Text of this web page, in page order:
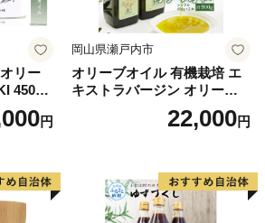
リー
450g
筑紫
用油 オ円
岡山県瀬戸内市
オリーブオイル 有機栽培 エ
キストラバージン オリーブ
オイル シングル 2本 セット
オーガニック 調味料 油 オリ
22,000円